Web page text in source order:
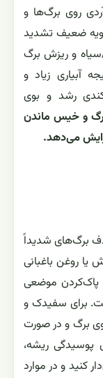
روی برگ‌ها و
ضعیف تشدید
سیاه و ریزش برگ
آبیاری زیاد و
رشد و بوی
و خیس ماندن
می‌دهد.
برگ‌های شدیداً
روغن باغبانی
پاک‌کردن موضعی
برای سفیدک و
برگ و در صورت
پوسیدگی ریشه،
کنید و در موارد